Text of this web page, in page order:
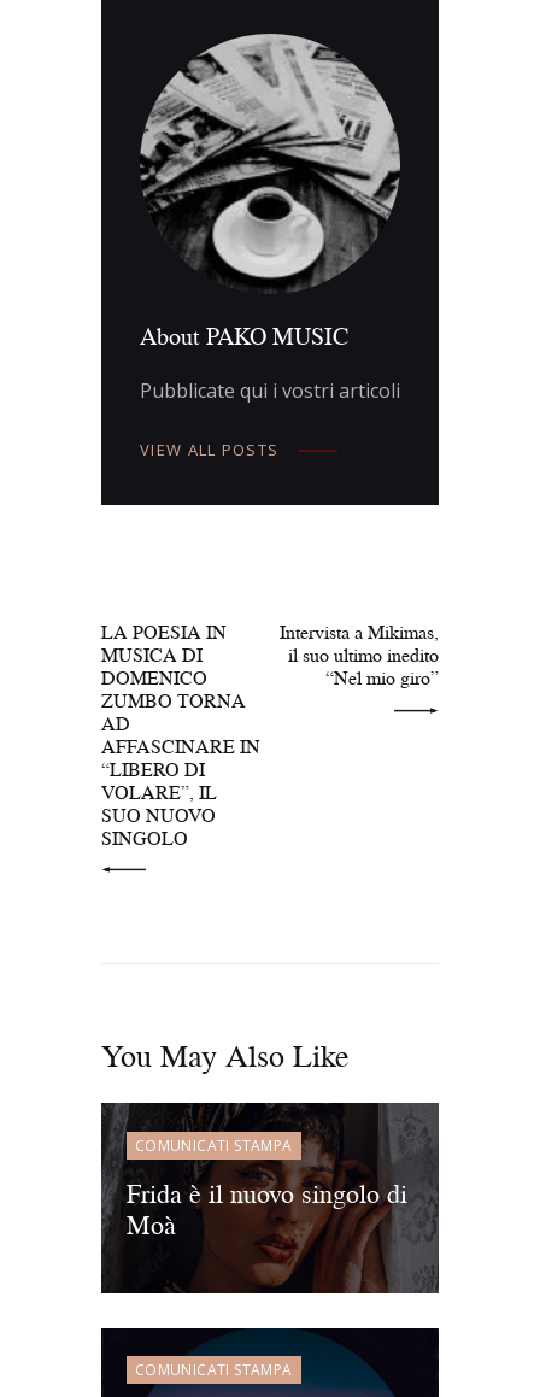
About PAKO MUSIC
Pubblicate qui i vostri articoli
VIEW ALL POSTS
LA POESIA IN
MUSICA DI
DOMENICO
ZUMBO TORNA
AD
AFFASCINARE IN
“LIBERO DI
VOLARE”, IL
SUO NUOVO
SINGOLO
Intervista a Mikimas,
il suo ultimo inedito
“Nel mio giro”
You May Also Like
COMUNICATI STAMPA
Frida è il nuovo singolo di
Moà
COMUNICATI STAMPA